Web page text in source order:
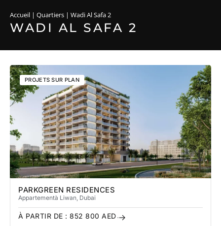
Accueil | Quartiers | Wadi Al Safa 2
WADI AL SAFA 2
PROJETS SUR PLAN
PARKGREEN RESIDENCES
Appartementà Liwan , Dubai
À PARTIR DE : 852 800 AED